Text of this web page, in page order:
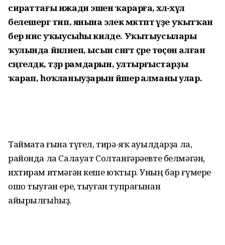
сираттағы ижади эшен ҡарарға, хәл-әхүәл
белешергә тип, янына элек мәктәптә үҙе уҡытҡан
бер нисә уҡыусыһы килде. Уҡытыусылары
ҡулында йәнләнеп, ысын сәнғәт әҫәре төҫөн алған
сәңгелдәк, тәҙрә рамдарын, ултырғыстарҙы
ҡарап, һоҡланыуҙарын йәшерә алманы улар.
Таймаҫта ғына түгел, тирә-яҡ ауылдарҙа ла,
районда ла Салауат Солтангәрәевте бел­мә­гән,
ихтирам итмәгән кеше юҡтыр. Уның бар ғүмере
ошо тыуған ере, тыуған тупрағынан
айырылғыһыҙ.